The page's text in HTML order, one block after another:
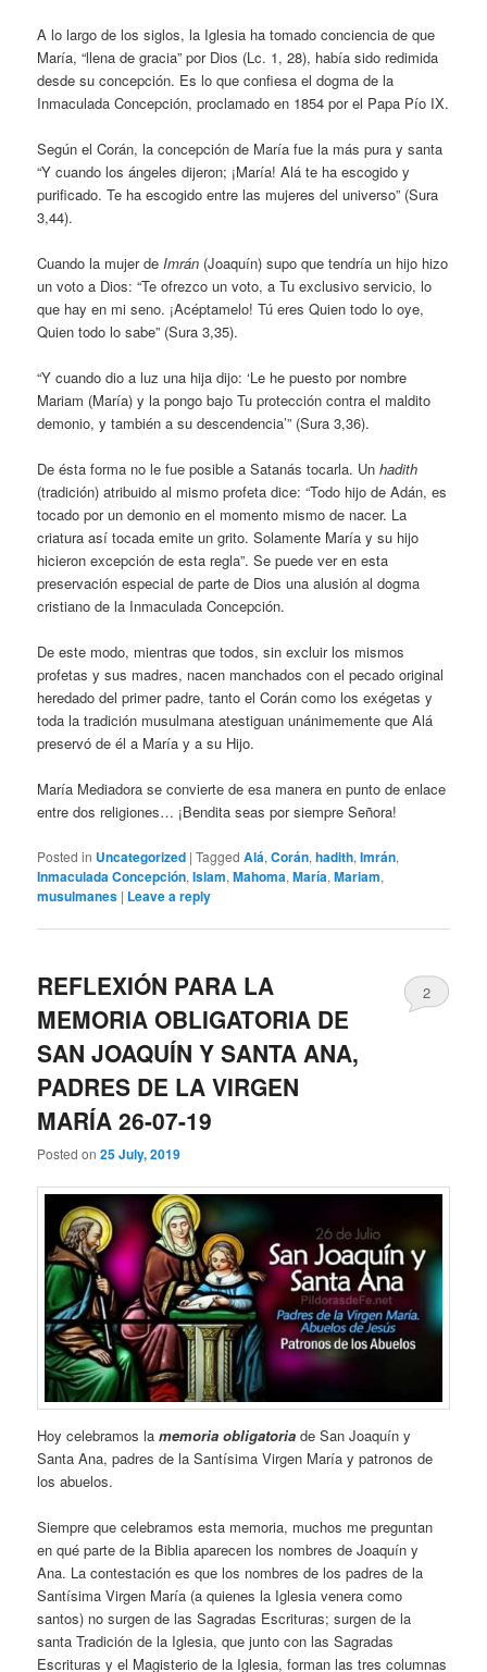
A lo largo de los siglos, la Iglesia ha tomado conciencia de que
María, “llena de gracia” por Dios (Lc. 1, 28), había sido redimida
desde su concepción. Es lo que confiesa el dogma de la
Inmaculada Concepción, proclamado en 1854 por el Papa Pío IX.
Según el Corán, la concepción de María fue la más pura y santa
“Y cuando los ángeles dijeron; ¡María! Alá te ha escogido y
purificado. Te ha escogido entre las mujeres del universo” (Sura
3,44).
Cuando la mujer deImrán (Joaquín) supo que tendría un hijo hizo
un voto a Dios: “Te ofrezco un voto, a Tu exclusivo servicio, lo
que hay en mi seno. ¡Acéptamelo! Tú eres Quien todo lo oye,
Quien todo lo sabe” (Sura 3,35).
“Y cuando dio a luz una hija dijo: ‘Le he puesto por nombre
Mariam (María) y la pongo bajo Tu protección contra el maldito
demonio, y también a su descendencia’” (Sura 3,36).
De ésta forma no le fue posible a Satanás tocarla. Unhadith
(tradición) atribuido al mismo profeta dice: “Todo hijo de Adán, es
tocado por un demonio en el momento mismo de nacer. La
criatura así tocada emite un grito. Solamente María y su hijo
hicieron excepción de esta regla”. Se puede ver en esta
preservación especial de parte de Dios una alusión al dogma
cristiano de la Inmaculada Concepción.
De este modo, mientras que todos, sin excluir los mismos
profetas y sus madres, nacen manchados con el pecado original
heredado del primer padre, tanto el Corán como los exégetas y
toda la tradición musulmana atestiguan unánimemente que Alá
preservó de él a María y a su Hijo.
María Mediadora se convierte de esa manera en punto de enlace
entre dos religiones… ¡Bendita seas por siempre Señora!
Posted in Uncategorized |Tagged Alá,Corán,hadith,Imrán,
Inmaculada Concepción,Islam,Mahoma,María,Mariam,
musulmanes | Leave a reply
REFLEXIÓN PARA LA
MEMORIA OBLIGATORIA DE
SAN JOAQUÍN Y SANTA ANA,
PADRES DE LA VIRGEN
MARÍA 26-07-19
Posted on25 July, 2019
2
Hoy celebramos lamemoria obligatoria de San Joaquín y
Santa Ana, padres de la Santísima Virgen María y patronos de
los abuelos.
Siempre que celebramos esta memoria, muchos me preguntan
en qué parte de la Biblia aparecen los nombres de Joaquín y
Ana. La contestación es que los nombres de los padres de la
Santísima Virgen María (a quienes la Iglesia venera como
santos) no surgen de las Sagradas Escrituras; surgen de la
santa Tradición de la Iglesia, que junto con las Sagradas
Escrituras y el Magisterio de la Iglesia, forman las tres columnas